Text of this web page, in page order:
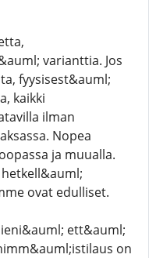
varianttia. Jos
fyysisest&auml;
kaikki
ilman
Nopea
ja muualla.
ovat edulliset.
ett&auml;
on